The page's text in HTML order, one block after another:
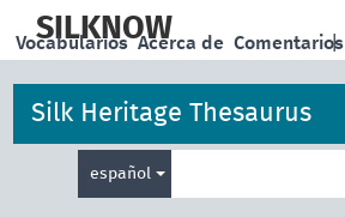
main
SILKNOW |
Vocabularios Acerca de Comentarios
Silk Heritage Thesaurus
español